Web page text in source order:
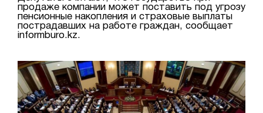
продаже компании может поставить под угрозу
пенсионные накопления и страховые выплаты
пострадавших на работе граждан, сообщает
informburo.kz.